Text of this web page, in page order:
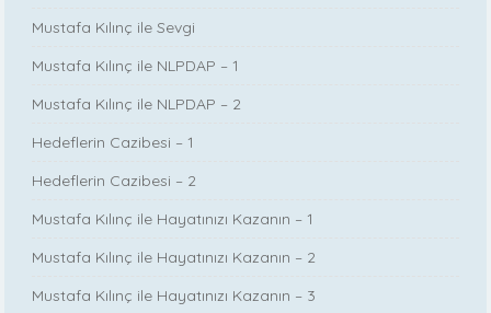
Mustafa Kılınç ile Sevgi
Mustafa Kılınç ile NLPDAP – 1
Mustafa Kılınç ile NLPDAP – 2
Hedeflerin Cazibesi – 1
Hedeflerin Cazibesi – 2
Mustafa Kılınç ile Hayatınızı Kazanın – 1
Mustafa Kılınç ile Hayatınızı Kazanın – 2
Mustafa Kılınç ile Hayatınızı Kazanın – 3